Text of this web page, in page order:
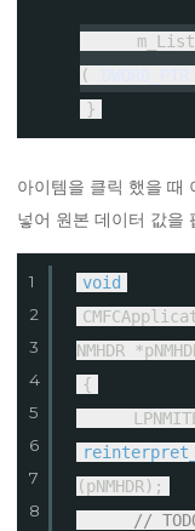
(
}
아이템을 클릭 했을
넣어 원본 데이터 값을
1
2
3
4
5
6
7
8
void
NMHDR
{
(pNMHDR);
//